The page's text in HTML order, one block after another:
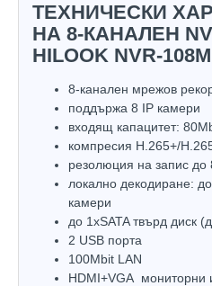
ТЕХНИЧЕСКИ
НА 8-КАНАЛЕН
HILOOK NVR-
8-канален мрежов
поддържа 8 IP камери
входящ капацитет:
компресия H.265+/
резолюция на запис до
локално декодиране:
камери
до 1хSATA твърд диск
2 USB порта
100Mbit LAN
HDMI+VGA мониторни